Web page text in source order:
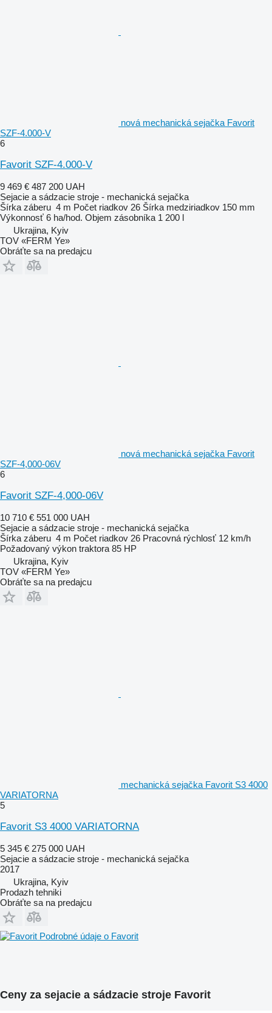
nová mechanická sejačka Favorit
SZF-4.000-V
6
Favorit SZF-4.000-V
9 469 € 487 200 UAH
Sejacie a sádzacie stroje - mechanická sejačka
Šírka záberu 4 m Počet riadkov 26 Šírka medziriadkov 150 mm
Výkonnosť 6 ha/hod. Objem zásobníka 1 200 l
Ukrajina, Kyiv
TOV «FERM Ye»
Obráťte sa na predajcu
nová mechanická sejačka Favorit
SZF-4,000-06V
6
Favorit SZF-4,000-06V
10 710 € 551 000 UAH
Sejacie a sádzacie stroje - mechanická sejačka
Šírka záberu 4 m Počet riadkov 26 Pracovná rýchlosť 12 km/h
Požadovaný výkon traktora 85 HP
Ukrajina, Kyiv
TOV «FERM Ye»
Obráťte sa na predajcu
mechanická sejačka Favorit S3 4000
VARIATORNA
5
Favorit S3 4000 VARIATORNA
5 345 € 275 000 UAH
Sejacie a sádzacie stroje - mechanická sejačka
2017
Ukrajina, Kyiv
Prodazh tehniki
Obráťte sa na predajcu
Podrobné údaje o Favorit
Ceny za sejacie a sádzacie stroje Favorit